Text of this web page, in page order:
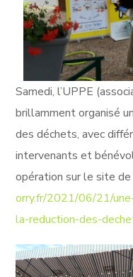
Samedi, l’UPPE
brillamment organisé
des déchets, avec
intervenants et
opération sur le site de
orry.fr/2021/06/21/
la-reduction-des-